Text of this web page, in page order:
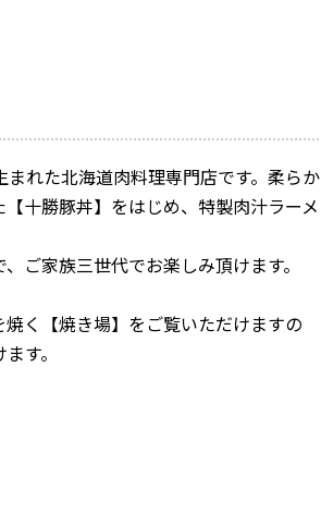
れた北海道肉料理専門店です。柔らか
十勝豚丼】をはじめ、特製肉汁ラーメ
ご家族三世代でお楽しみ頂けます。
く【焼き場】をご覧いただけますの
す。